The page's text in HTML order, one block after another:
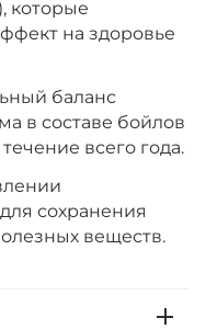
24 мм
+
−
20 мм
Ананас
которые
на здоровье
баланс
в составе бойлов
всего года.
сохранения
веществ.